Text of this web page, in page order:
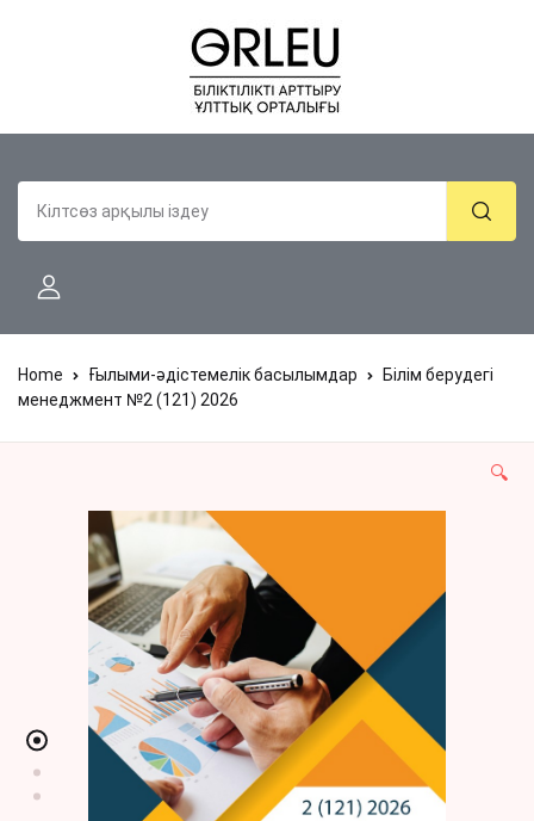
Home Ғылыми-әдістемелік басылымдар
Білім берудегі
менеджмент №2 (121) 2026
🔍